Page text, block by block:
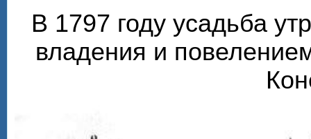
В 1797 году усадьба
владения и